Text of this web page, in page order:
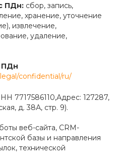
ПДн: сбор, запись,
хранение, уточнение
извлечение,
удаление,
ПДн
confidential/ru/
7717586110,Адрес: 127287,
д. 38А, стр. 9).
веб-сайта, CRM-
базы и направления
технической